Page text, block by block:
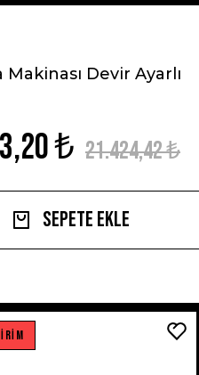
Makinası Devir Ayarlı
₺ 21.424,42 ₺
Sepete Ekle